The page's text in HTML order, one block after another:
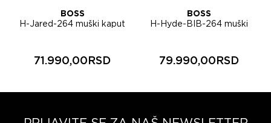
BOSS
H-Jared-264 muški kaput
71.990,00RSD
BOSS
H-Hyde-BIB-264 muški
79.990,00RSD